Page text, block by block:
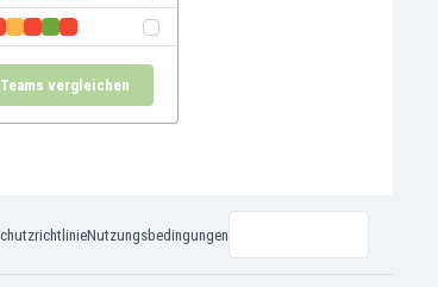
vergleichen
Nutzungsbedingungen